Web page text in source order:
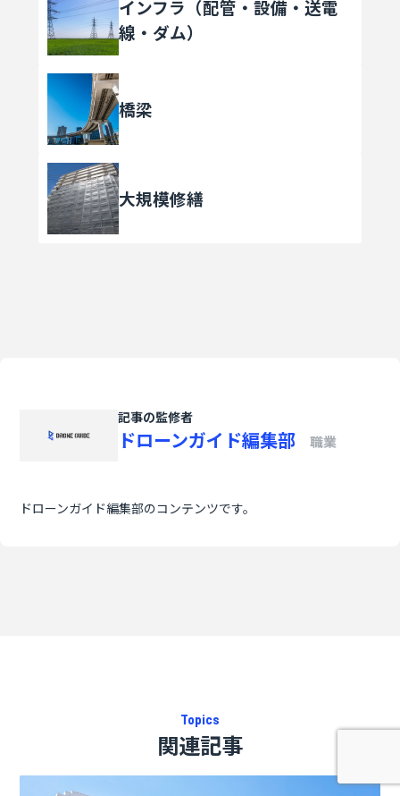
インフラ（配管・設備・送電
線・ダム）
橋梁
大規模修繕
記事の監修者
ドローンガイド編集部 職業
ドローンガイド編集部のコンテンツです。
Topics
関連記事